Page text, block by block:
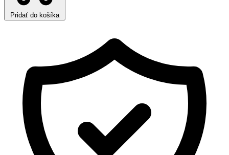
Pridať do košíka